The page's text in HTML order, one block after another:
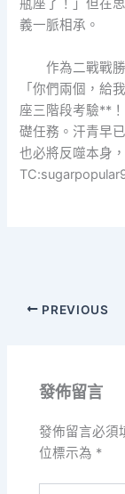
瓶座了！」但在
義一脈相承。
作為二戰戰
「你們兩個，給
座三階段考驗**
礎任務。汗青早
也必將反噬本身
PREVIOUS
發佈留言
發佈留言必須
位標示為 *